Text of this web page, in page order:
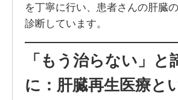
を丁寧に行い、患者さんの肝臓
診断しています。
「もう治らない」と
に：肝臓再生医療と